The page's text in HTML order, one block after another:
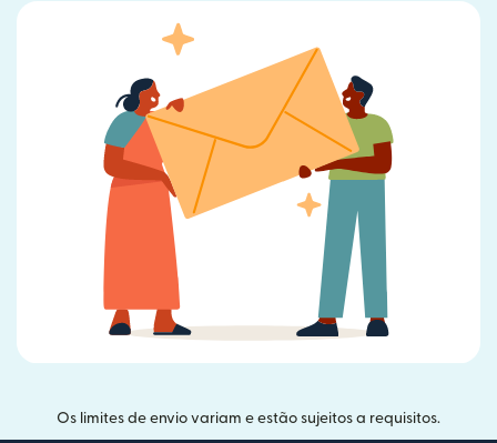
Os limites de envio variam e estão sujeitos a requisitos.